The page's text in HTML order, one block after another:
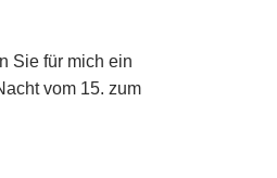
Sie für mich ein
vom 15. zum